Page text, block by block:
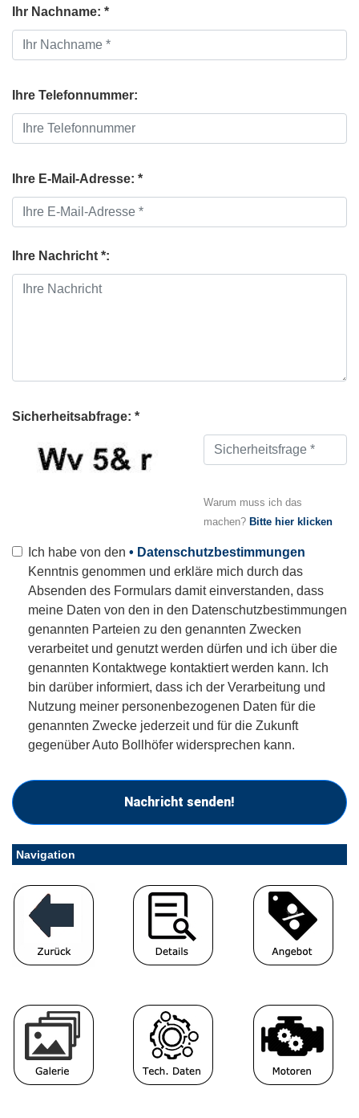
Ihr Nachname: *
Ihre Telefonnummer:
Ihre E-Mail-Adresse: *
Ihre Nachricht *:
Sicherheitsabfrage: *
Warum muss ich das
machen? Bitte hier klicken
Ich habe von den • Datenschutzbestimmungen
Kenntnis genommen und erkläre mich durch das
Absenden des Formulars damit einverstanden, dass
meine Daten von den in den Datenschutzbestimmungen
genannten Parteien zu den genannten Zwecken
verarbeitet und genutzt werden dürfen und ich über die
genannten Kontaktwege kontaktiert werden kann. Ich
bin darüber informiert, dass ich der Verarbeitung und
Nutzung meiner personenbezogenen Daten für die
genannten Zwecke jederzeit und für die Zukunft
gegenüber Auto Bollhöfer widersprechen kann.
Nachricht senden!
Navigation